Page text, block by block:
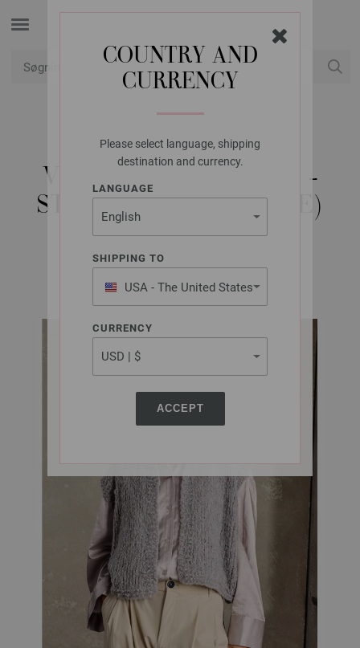
COUNTRY AND
CURRENCY
Please select language, shipping
destination and currency.
LANGUAGE
SHIPPING TO
USA - The United States
of America
CURRENCY
ACCEPT
LANA GROSSA
VEST ROYAL ALPACA -
STRIKKEOPSKRIFT (SE)
EASY No. 2/24 | Model 11